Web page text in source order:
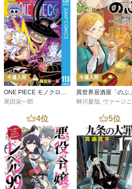
今週入荷
ONE PIECE モノクロ版 115
尾田栄一郎
今週入荷
蝉川夏哉, ヴァージニア二等兵
4位 5位